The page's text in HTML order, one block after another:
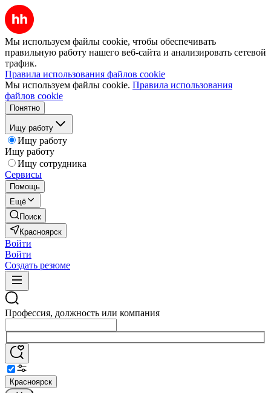
Мы используем файлы cookie, чтобы обеспечивать
правильную работу нашего веб-сайта и анализировать сетевой
трафик.
Правила использования файлов cookie
Мы используем файлы cookie. Правила использования
файлов cookie
Понятно
Ищу работу
Ищу работу
Ищу работу
Ищу сотрудника
Сервисы
Помощь
Ещё
Поиск
Красноярск
Войти
Войти
Создать резюме
Профессия, должность или компания
Красноярск